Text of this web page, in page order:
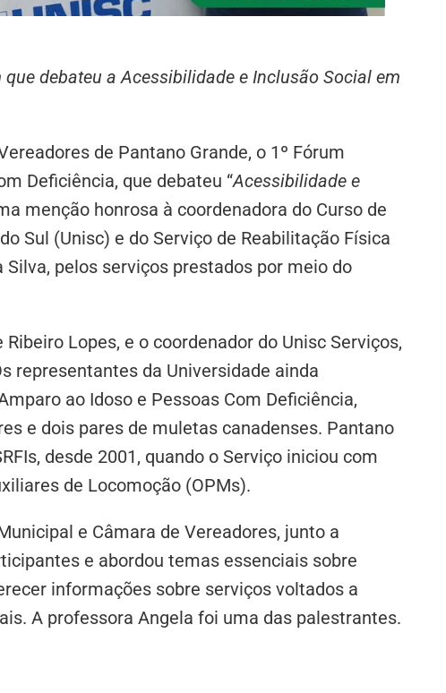
debateu a Acessibilidade e Inclusão Social em
de Pantano Grande, o 1º Fórum
Deficiência, que debateu “Acessibilidade e
menção honrosa à coordenadora do Curso de
Sul (Unisc) e do Serviço de Reabilitação Física
Silva, pelos serviços prestados por meio do
Lopes, e o coordenador do Unisc Serviços,
representantes da Universidade ainda
ao Idoso e Pessoas Com Deficiência,
e dois pares de muletas canadenses. Pantano
desde 2001, quando o Serviço iniciou com
de Locomoção (OPMs).
e Câmara de Vereadores, junto a
e abordou temas essenciais sobre
informações sobre serviços voltados a
A professora Angela foi uma das palestrantes.